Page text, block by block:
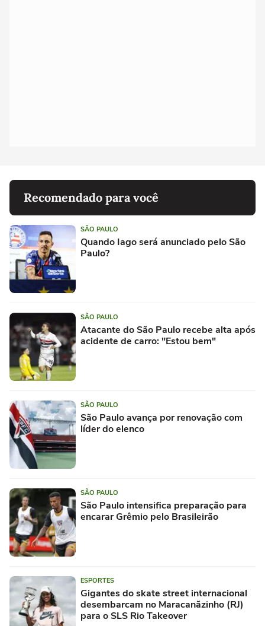
Recomendado para você
SÃO PAULO
Quando Iago será anunciado pelo São
Paulo?
SÃO PAULO
Atacante do São Paulo recebe alta após
acidente de carro: "Estou bem"
SÃO PAULO
São Paulo avança por renovação com
líder do elenco
SÃO PAULO
São Paulo intensifica preparação para
encarar Grêmio pelo Brasileirão
ESPORTES
Gigantes do skate street internacional
desembarcam no Maracanãzinho (RJ)
para o SLS Rio Takeover